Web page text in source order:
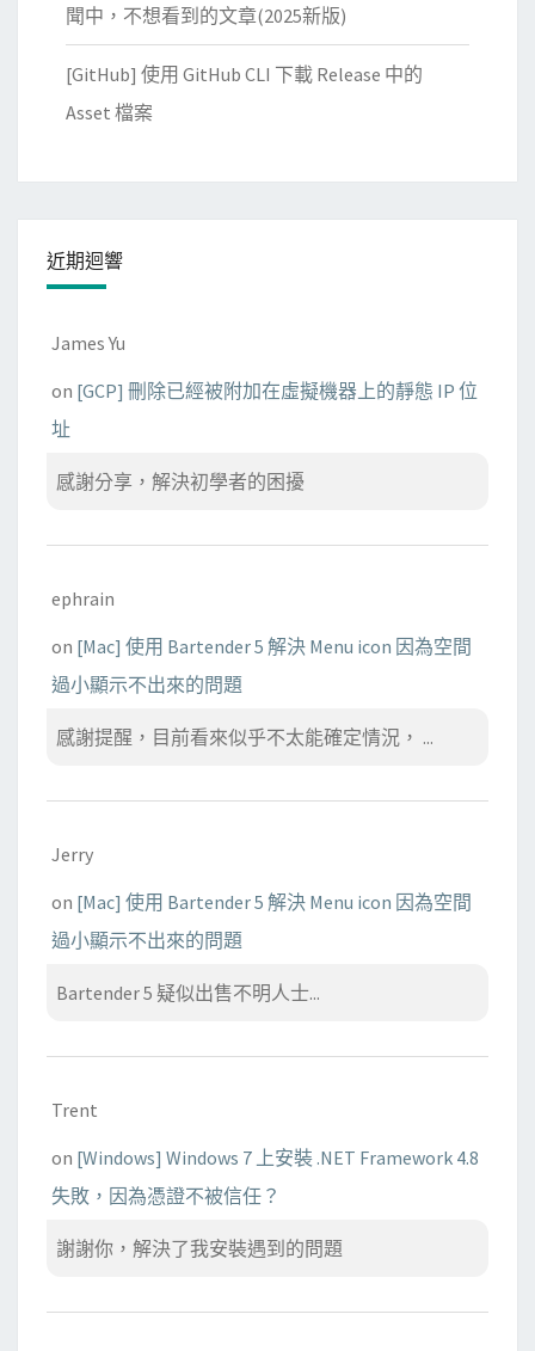
聞中，不想看到的文章(2025新版)
[GitHub] 使用 GitHub CLI 下載 Release 中的
Asset 檔案
近期迴響
James Yu
on [GCP] 刪除已經被附加在虛擬機器上的靜態 IP 位
址
感謝分享，解決初學者的困擾
ephrain
on [Mac] 使用 Bartender 5 解決 Menu icon 因為空間
過小顯示不出來的問題
感謝提醒，目前看來似乎不太能確定情況， ...
Jerry
on [Mac] 使用 Bartender 5 解決 Menu icon 因為空間
過小顯示不出來的問題
Bartender 5 疑似出售不明人士...
Trent
on [Windows] Windows 7 上安裝 .NET Framework 4.8
失敗，因為憑證不被信任？
謝謝你，解決了我安裝遇到的問題